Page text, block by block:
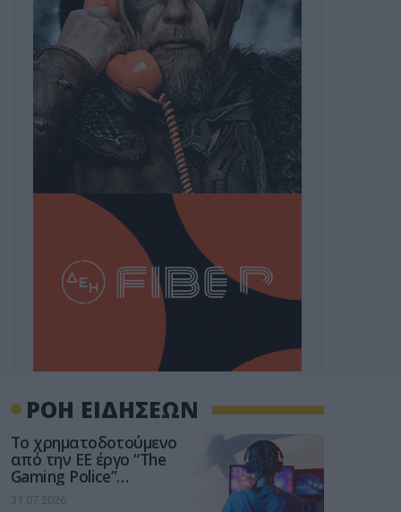
ΡΟΗ ΕΙΔΗΣΕΩΝ
Το χρηματοδοτούμενο
από την ΕΕ έργο “The
Gaming Police”
ενισχύει την ασφάλεια
31.07.2026